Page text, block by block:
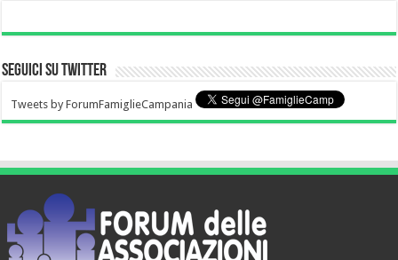
Seguici su Twitter
Tweets by ForumFamiglieCampania